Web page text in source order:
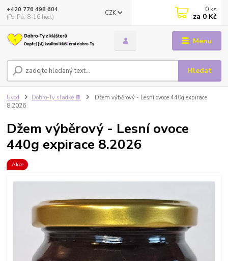
Menu
CZK
Hledat
+420 776 498 604
(Po-Pá, 8-16 hod.)
0 ks
za 0 Kč
Úvod Dobro-Ty sladké 🍫
Džem výběrový - Lesní ovoce 440g expirace
8.2026
Džem výběrový - Lesní ovoce
440g expirace 8.2026
Akce